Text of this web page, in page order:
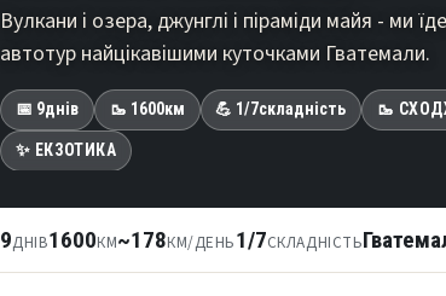
Вулкани і озера, джунглі і піраміди майя - ми
автотур найцікавішими куточками Гватемали.
📅 9днів 🥾 1600км 💪 1/7складність 🥾
✨ ЕКЗОТИКА
9ДНІВ1600КМ~178КМ/ДЕНЬ1/7СКЛАДНІСТЬ